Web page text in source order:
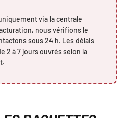
via la centrale
nous vérifions le
sous 24 h. Les délais
2 à 7 jours ouvrés selon la